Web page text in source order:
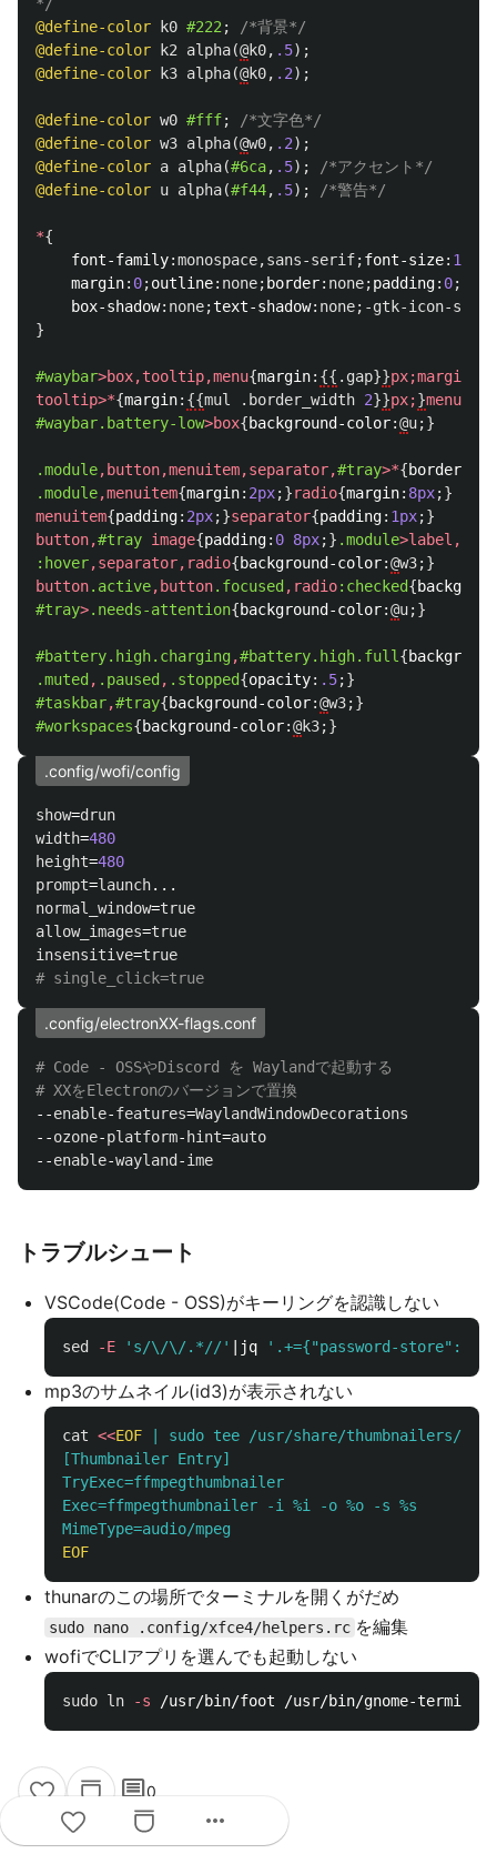
@define-color
k0 #222 ;
/*背景*/
@define-color
k2 alpha(@k0, .5);
@define-color
k3 alpha(@k0, .2);
@define-color w0 #fff;
/*文字色*/
@define-color w3 alpha(@w0, .2);
@define-color a alpha(#6ca, .5);
/*アクセント*/
@define-color u alpha(#f44, .5); /*警告*/
*{
font-family:monospace,sans-serif;font-size: 16px
margin: 0;outline: none; border: none;padding: 0;
box-shadow: none;text-shadow: none; -gtk-icon-
}
#waybar>box,tooltip,menu{margin: {{ . gap}}px;margin-
tooltip>*{margin: {{mul . border_width 2}}px;}menu
#waybar.battery-low>box{background-color:@u;}
.module, button,menuitem,separator,#tray>*{border-
.module,menuitem{margin: 2px;}radio{margin: 8px;}
menuitem{padding: 2px;}separator{padding: 1px;}
button,#tray image{padding: 0 8px;} .module>label ,
:hover,separator, radio{background-color:@w3;}
button.active, button.focused , radio:checked{
#tray>.needs-attention{background-color:@u;}
#battery.high.charging,#battery.high.full {
.muted , .paused , .stopped{opacity: .5;}
#taskbar,#tray{background-color:@w3;}
#workspaces{background-color:@k3;}
.config/wofi/config
show=drun
width=480
height=480
prompt=launch
normal_window=true
allow_images=true
insensitive=true
.config/electronXX-flags.conf
# Code - OSSやDiscord を Waylandで起動する
--enable-features=WaylandWindowDecorations
--ozone-platform- hint=auto
--enable-wayland -ime
トラブルシュート
VSCode(Code - OSS)がキーリングを認識しない
sed -E 's/\/\/.*//' |jq '.+={"password-
mp3のサムネイル(id3)が表示されない
cat <<EOF | sudo tee /usr/share/thumbnailers/
[Thumbnailer Entry]
TryExec=ffmpegthumbnailer
Exec=ffmpegthumbnailer -i %i -o %o -s %s
thunarのこの場所でターミナルを開くがだめ
sudo nano .config/xfce4/helpers.rc を編集
wofiでCLIアプリを選んでも起動しない
sudo ln -s
comment0
more_horiz